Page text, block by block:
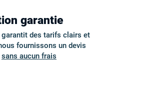
garantie
des tarifs clairs et
fournissons un devis
sans aucun frais